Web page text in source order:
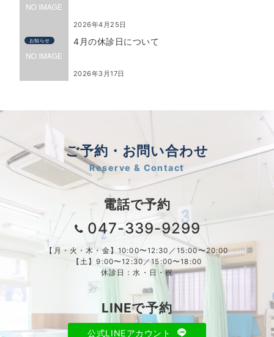
2026年4月25日
お知らせ 4月の休診日について
2026年3月17日
ご予約・お問い合わせ
Reserve & Contact
電話で予約
047-339-9299
【月・火・木・金】10:00〜12:30／15:00〜20:00
【土】9:00〜12:30／15:00〜18:00
休診日：水・日・祝
LINEで予約
公式LINEアカウント